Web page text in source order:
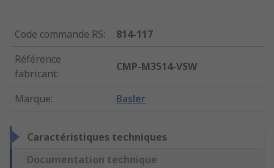
Code commande RS:
814-117
Référence
fabricant:
CMP-M3514-VSW
Marque: Basler
Caractéristiques techniques
Documentation technique